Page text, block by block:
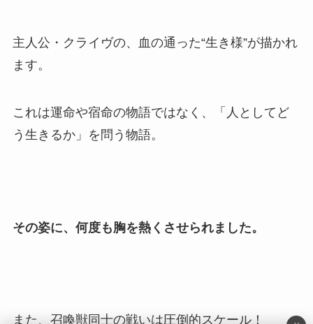
主人公・クライヴの、血の通った“生き様”が描かれ
ます。
これは運命や宿命の物語ではなく、「人としてど
う生きるか」を問う物語。
その姿に、何度も胸を熱くさせられました。
また、召喚獣同士の戦いは圧倒的スケール！